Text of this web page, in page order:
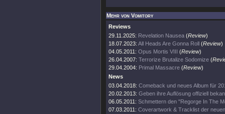
Mehr von Vomitory
Reviews
29.11.2025: Revelation Nausea (Review)
18.07.2023: All Heads Are Gonna Roll (Review)
04.05.2011: Opus Mortis VIII (Review)
26.04.2007: Terrorize Brutalize Sodomize (
29.04.2004: Primal Massacre (Review)
News
03.04.2018: Comeback und neues Album für
20.02.2013: Geben ihre Auflösung offiziell
06.05.2011: Schmettern den "Regorge In The
07.03.2011: Coverartwork & Tracklist der